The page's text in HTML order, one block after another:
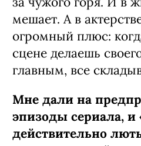
мешает. А в
огромный плюс:
сцене делаешь
главным, все
Мне дали на
эпизоды сериала, и
действительно